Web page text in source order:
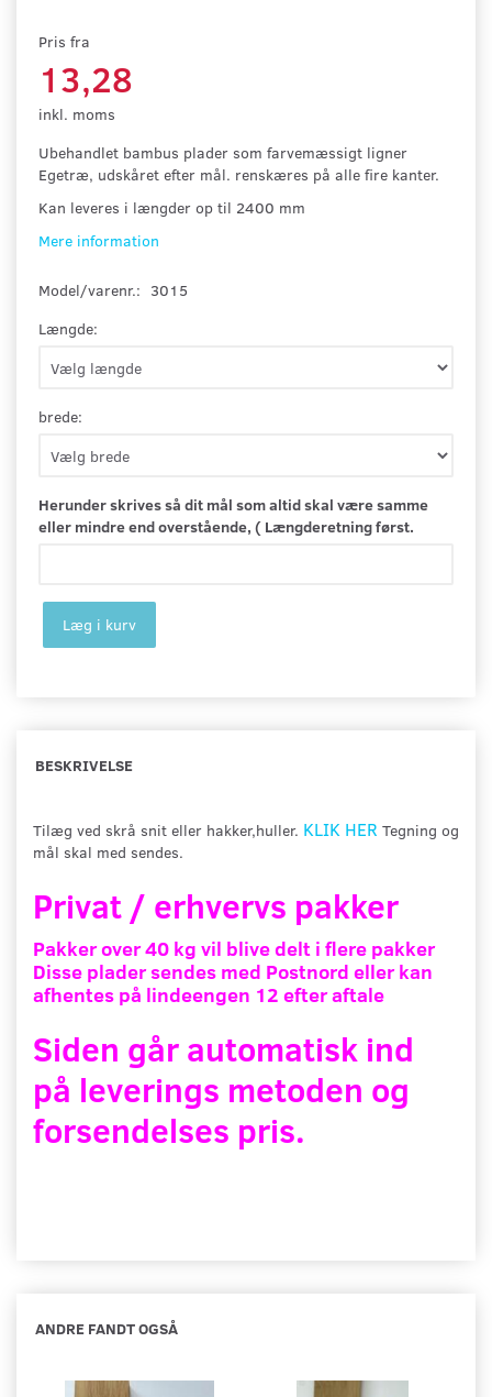
Pris fra
13,28
inkl. moms
Ubehandlet bambus plader som farvemæssigt ligner
Egetræ, udskåret efter mål. renskæres på alle fire kanter.
Kan leveres i længder op til 2400 mm
Mere information
Model/varenr.: 3015
Længde:
brede:
Herunder skrives så dit mål som altid skal være samme
eller mindre end overstående, ( Længderetning først.
Læg i kurv
BESKRIVELSE
Tilæg ved skrå snit eller hakker,huller. KLIK HER Tegning og
mål skal med sendes.
Privat / erhvervs pakker
Pakker over 40 kg vil blive delt i flere pakker
Disse plader sendes med Postnord eller kan
afhentes på lindeengen 12 efter aftale
Siden går automatisk ind
på leverings metoden og
forsendelses pris.
ANDRE FANDT OGSÅ